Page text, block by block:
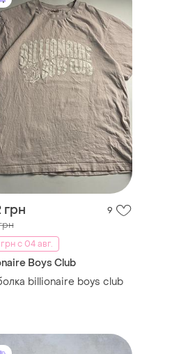
грн 9
с 04 авг.
Boys Club
billionaire boys club